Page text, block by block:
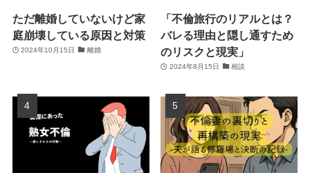
ただ離婚していないけど家
庭崩壊している原因と対策
2024年10月15日 離婚
「不倫旅行のリアルとは？
バレる理由と隠し通すため
のリスクと現実」
2024年8月15日 相談